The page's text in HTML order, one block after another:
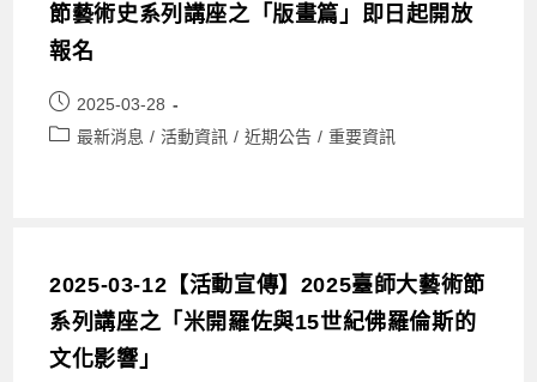
節藝術史系列講座之「版畫篇」即日起開放
報名
2025-03-28
最新消息 / 活動資訊 / 近期公告 / 重要資訊
2025-03-12【活動宣傳】2025臺師大藝術節
系列講座之「米開羅佐與15世紀佛羅倫斯的
文化影響」